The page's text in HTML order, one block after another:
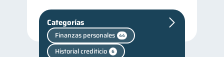
Categorías
Finanzas personales 44
Historial crediticio 6